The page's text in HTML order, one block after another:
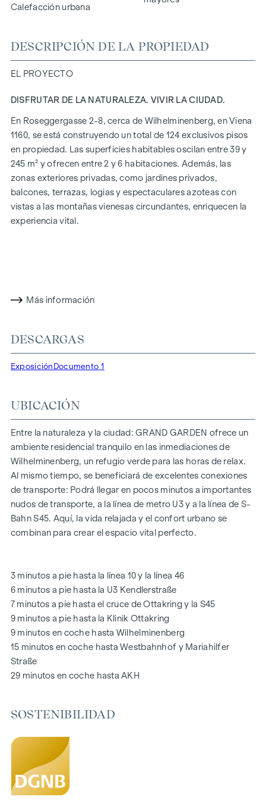
Calefacción urbana
DESCRIPCIÓN DE LA PROPIEDAD
EL PROYECTO
DISFRUTAR DE LA NATURALEZA. VIVIR LA CIUDAD.
En Roseggergasse 2-8, cerca de Wilhelminenberg, en Viena
1160, se está construyendo un total de 124 exclusivos pisos
en propiedad. Las superficies habitables oscilan entre 39 y
245 m² y ofrecen entre 2 y 6 habitaciones. Además, las
zonas exteriores privadas, como jardines privados,
balcones, terrazas, logias y espectaculares azoteas con
vistas a las montañas vienesas circundantes, enriquecen la
experiencia vital.
propiedad no sólo ofrece menores costes energéticos y una
iluminación. Los residentes se benefician de una ubicación
ideal, a pocos minutos a pie de las estaciones de metro
"Ottakring" y "Kendlerstraße", que ofrecen una conexión
NATURALEZA Y CALIDAD DE VIDA
Lo más destacado del proyecto residencialGRAND
GARDENes el oasis de paz del patio interior de 1.000 m², un
refugio único para todas las generaciones. Aquí es donde la
naturaleza se encuentra con la vida urbana y crea una
calidad de vida excepcional.
Las zonas comunes con bancos y mesas invitan a relajarse y
ofrecen un lugar de encuentro natural para todas las
generaciones. Una acogedora zona de juegos infantiles
los niños puedan jugar con seguridad y despreocupación.
Durante la fase de planificación se hizo especial hincapié en
los materiales sostenibles.
El uso exclusivo por parte de los residentes hace de este
patio interior oasis de paz un activo especial del proyecto y
garantiza una calidad de vida excepcional. Experimente la
vida moderna con un valor añadido ecológico: ¡bienvenido a
SU HOGAR CON AMPLIAS VISTAS Y ESPACIOS ABIERTOS
EnGRAND GARDEN
experimenta de nuevo la simbiosis perfecta entre estilo de
vida moderno y estilo histórico. Una característica especial
es el equipamiento de alta calidad, que garantiza una
experiencia de vida óptima con soluciones de planta flexible
Más información
DESCARGAS
Exposición Documento 1
UBICACIÓN
Entre la naturaleza y la ciudad: GRAND GARDEN ofrece un
ambiente residencial tranquilo en las inmediaciones de
Wilhelminenberg, un refugio verde para las horas de relax.
Al mismo tiempo, se beneficiará de excelentes conexiones
de transporte: Podrá llegar en pocos minutos a importantes
nudos de transporte, a la línea de metro U3 y a la línea de S-
Bahn S45. Aquí, la vida relajada y el confort urbano se
combinan para crear el espacio vital perfecto.
3 minutos a pie hasta la línea 10 y la línea 46
6 minutos a pie hasta la U3 Kendlerstraße
7 minutos a pie hasta el cruce de Ottakring y la S45
9 minutos a pie hasta la Klinik Ottakring
9 minutos en coche hasta Wilhelminenberg
15 minutos en coche hasta Westbahnhof y Mariahilfer
Straße
29 minutos en coche hasta AKH
SOSTENIBILIDAD